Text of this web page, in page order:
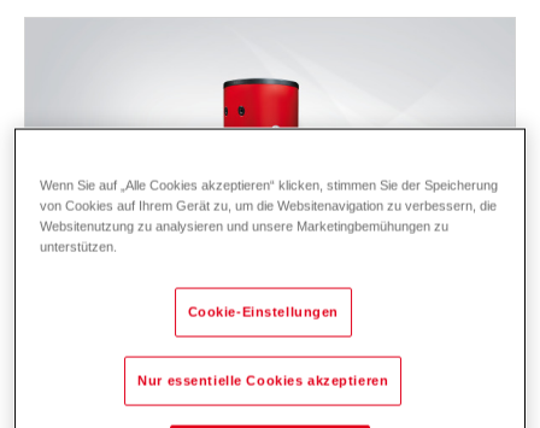
CombiVal E (300-2000)
Wenn Sie auf „Alle Cookies akzeptieren“ klicken, stimmen Sie der Speicherung
von Cookies auf Ihrem Gerät zu, um die Websitenavigation zu verbessern, die
Websitenutzung zu analysieren und unsere Marketingbemühungen zu
unterstützen.
Cookie-Einstellungen
Nur essentielle Cookies akzeptieren